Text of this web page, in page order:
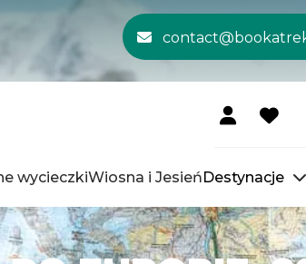
wycieczkiWiosna i JesieńDestynacje